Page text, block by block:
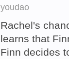
youdao
Rachel's
learns that
Finn decides